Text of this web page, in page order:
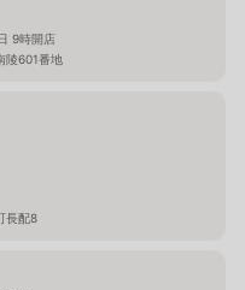
9時開店
陵601番地
長配8